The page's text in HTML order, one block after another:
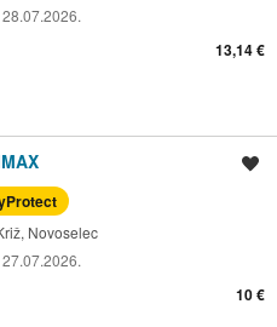
28.07.2026.
13,14 €
Novoselec
27.07.2026.
10 €